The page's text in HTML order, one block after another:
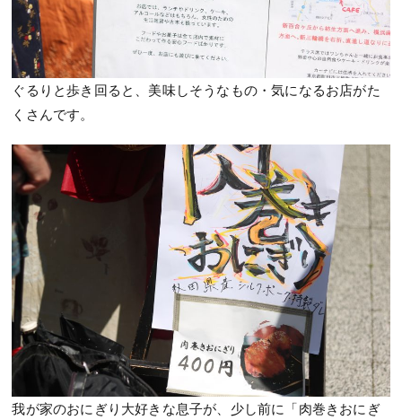
ぐるりと歩き回ると、美味しそうなもの・気になるお店がた
くさんです。
我が家のおにぎり大好きな息子が、少し前に「肉巻きおにぎ